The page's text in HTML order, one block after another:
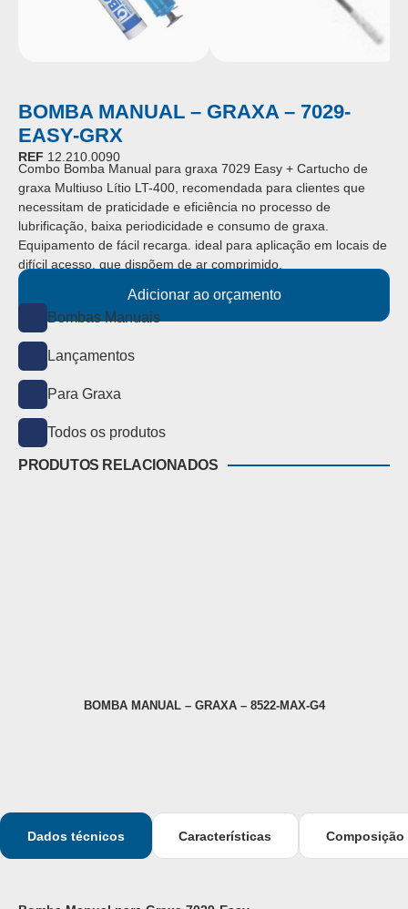
BOMBA MANUAL – GRAXA – 7029-
EASY-GRX
REF 12.210.0090
Combo Bomba Manual para graxa 7029 Easy + Cartucho de
graxa Multiuso Lítio LT-400, recomendada para clientes que
necessitam de praticidade e eficiência no processo de
lubrificação, baixa periodicidade e consumo de graxa.
Equipamento de fácil recarga. ideal para aplicação em locais de
difícil acesso, que dispõem de ar comprimido.
Adicionar ao orçamento
Bombas Manuais
Lançamentos
Para Graxa
Todos os produtos
PRODUTOS RELACIONADOS
BOMBA MANUAL – GRAXA – 8522-MAX-G4
Dados técnicos Características Composição